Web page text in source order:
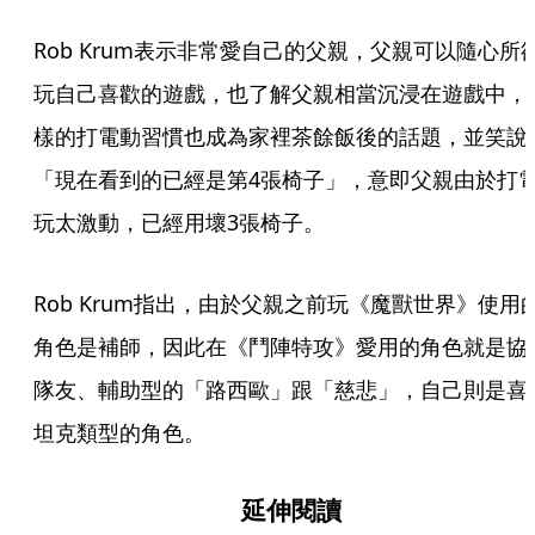
Rob Krum表示非常愛自己的父親，父親可以隨心所
玩自己喜歡的遊戲，也了解父親相當沉浸在遊戲中，
樣的打電動習慣也成為家裡茶餘飯後的話題，並笑說
「現在看到的已經是第4張椅子」，意即父親由於打
玩太激動，已經用壞3張椅子。
Rob Krum指出，由於父親之前玩《魔獸世界》使用
角色是補師，因此在《鬥陣特攻》愛用的角色就是協
隊友、輔助型的「路西歐」跟「慈悲」，自己則是喜
坦克類型的角色。
延伸閱讀